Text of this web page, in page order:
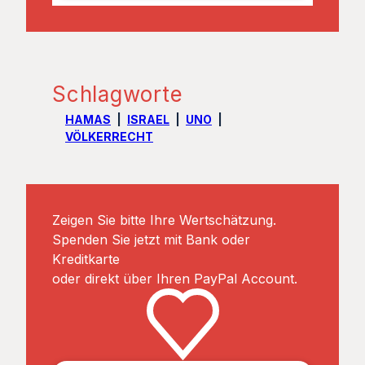
Schlagworte
HAMAS ISRAEL
UNO
VÖLKERRECHT
Zeigen Sie bitte Ihre Wertschätzung.
Spenden Sie jetzt mit Bank oder
Kreditkarte
oder direkt über Ihren PayPal Account.